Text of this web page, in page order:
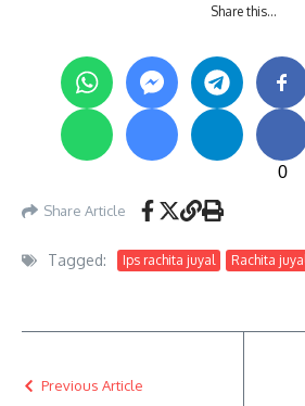
Share this…
0
Share Article
Tagged: Ips rachita juyal Rachita juyal
Previous Article